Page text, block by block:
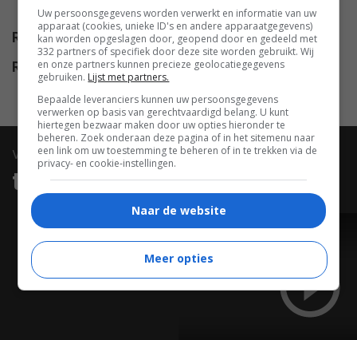
Tam.
Release
28.04.2018
Release NL
01.02.2020
video
trailers & clips
Uw persoonsgegevens worden verwerkt en informatie van uw
apparaat (cookies, unieke ID's en andere apparaatgegevens)
kan worden opgeslagen door, geopend door en gedeeld met
332 partners of specifiek door deze site worden gebruikt. Wij
en onze partners kunnen precieze geolocatiegegevens
gebruiken. Lijst met partners.
Bepaalde leveranciers kunnen uw persoonsgegevens
verwerken op basis van gerechtvaardigd belang. U kunt
hiertegen bezwaar maken door uw opties hieronder te
beheren. Zoek onderaan deze pagina of in het sitemenu naar
een link om uw toestemming te beheren of in te trekken via de
privacy- en cookie-instellingen.
Naar de website
Meer opties